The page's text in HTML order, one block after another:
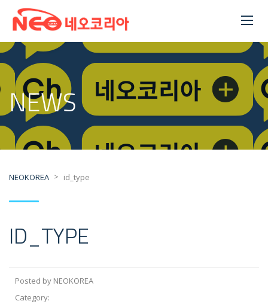
NEWS
NEOKOREA > id_type
ID_TYPE
Posted by NEOKOREA
Category: